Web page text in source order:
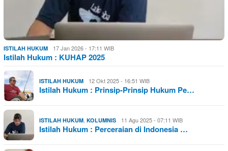
ISTILAH HUKUM 17 Jan 2026 - 17:11 WIB
Istilah Hukum : KUHAP 2025
ISTILAH HUKUM 12 Okt 2025 - 16:51 WIB
Istilah Hukum : Prinsip-Prinsip Hukum Pe…
ISTILAH HUKUM KOLUMNIS 11 Agu 2025 - 07:11 WIB
Istilah Hukum : Perceraian di Indonesia …